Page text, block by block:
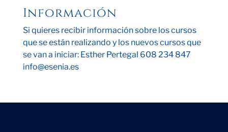
Información
Si quieres recibir información sobre los cursos
que se están realizando y los nuevos cursos que
se van a iniciar: Esther Pertegal 608 234 847
info@esenia.es